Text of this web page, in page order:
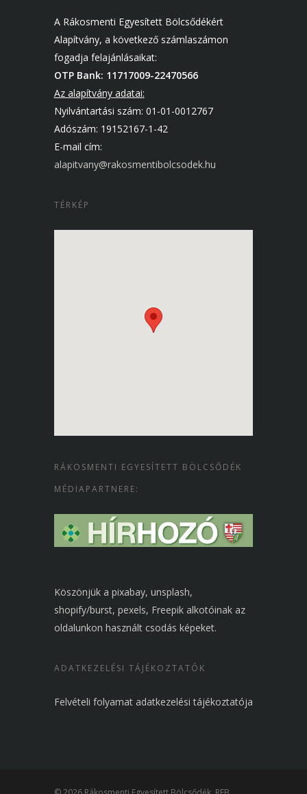
A Rákosmenti Egyesített Bölcsődékért
Alapítvány, a következő számlaszámon
fogadja felajánlásaikat:
OTP Bank: 11717009-22470566
Az alapítvány adatai:
Nyilvántartási szám: 01-01-0012767
Adószám: 19152167-1-42
E-mail cím:
alapitvany@rakosmentibolcsodek.hu
TÉRKÉP
RÁKOSMENTI EGYESÍTETT BÖLCSŐDÉK
MÉDIAPARTNERE:
Köszönjük a pixabay, unsplash,
shopify/burst, pexels, Freepik alkotóinak az
oldalunkon használt csodás képeket.
ADATKEZELÉSI TÁJÉKOZTATÓK
Felvételi folyamat adatkezelési tájékoztatója